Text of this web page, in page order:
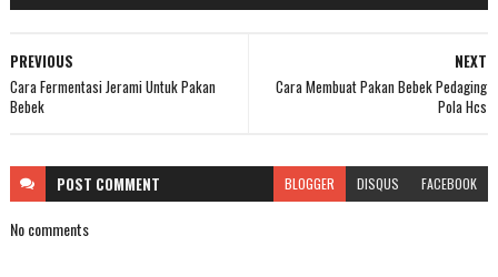
NEXT
Cara Membuat Pakan Bebek Pedaging
Pola Hcs
PREVIOUS
Cara Fermentasi Jerami Untuk Pakan
Bebek
POST COMMENT BLOGGER DISQUS FACEBOOK
No comments